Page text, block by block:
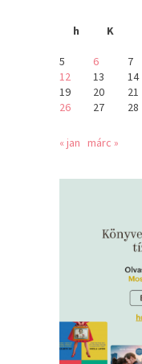
h
K
5
6 7
12
13 14
19
20 21
26
27 28
« jan márc »